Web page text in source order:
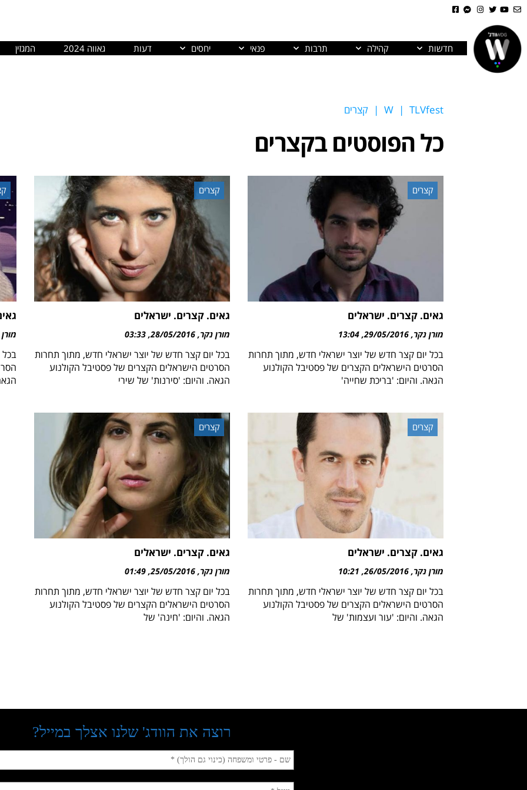
חדשות קהילה תרבות פנאי יחסים דעות גאווה 2024 המגזין
W | TLVfest
| קצרים
כל הפוסטים בקצרים
קצרים
גאים. קצרים. ישראלים
מורן נקר 29/05/2016
13:04
בכל יום קצר חדש של יוצר ישראלי חדש, מתוך תחרות
הסרטים הישראלים הקצרים של פסטיבל הקולנוע
הגאה. והיום: 'בריכת שחייה'
קצרים
גאים. קצרים. ישראלים
מורן נקר 28/05/2016
03:33
בכל יום קצר חדש של יוצר ישראלי חדש, מתוך תחרות
הסרטים הישראלים הקצרים של פסטיבל הקולנוע
הגאה. והיום: 'סירנות' של שירי
קצרים
גאים. קצרים. ישראלים
מורן נקר 26/05/2016
10:21
בכל יום קצר חדש של יוצר ישראלי חדש, מתוך תחרות
הסרטים הישראלים הקצרים של פסטיבל הקולנוע
הגאה. והיום: 'עור ועצמות' של
קצרים
גאים. קצרים. ישראלים
מורן נקר 25/05/2016
01:49
בכל יום קצר חדש של יוצר ישראלי חדש, מתוך תחרות
הסרטים הישראלים הקצרים של פסטיבל הקולנוע
הגאה. והיום: 'חינה' של